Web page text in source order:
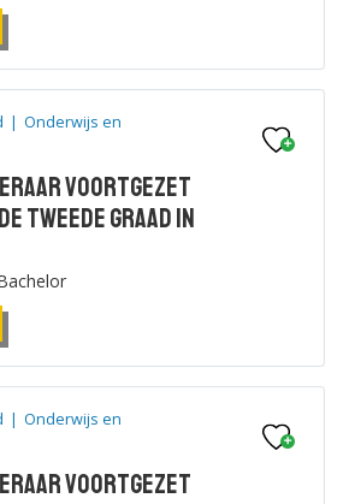
| Onderwijs en
voortgezet
tweede graad in
| Onderwijs en
voortgezet